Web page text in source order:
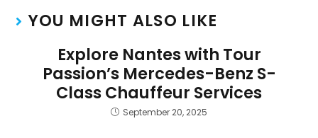
YOU MIGHT ALSO LIKE
Explore Nantes with Tour
Passion’s Mercedes-Benz S-
Class Chauffeur Services
September 20, 2025